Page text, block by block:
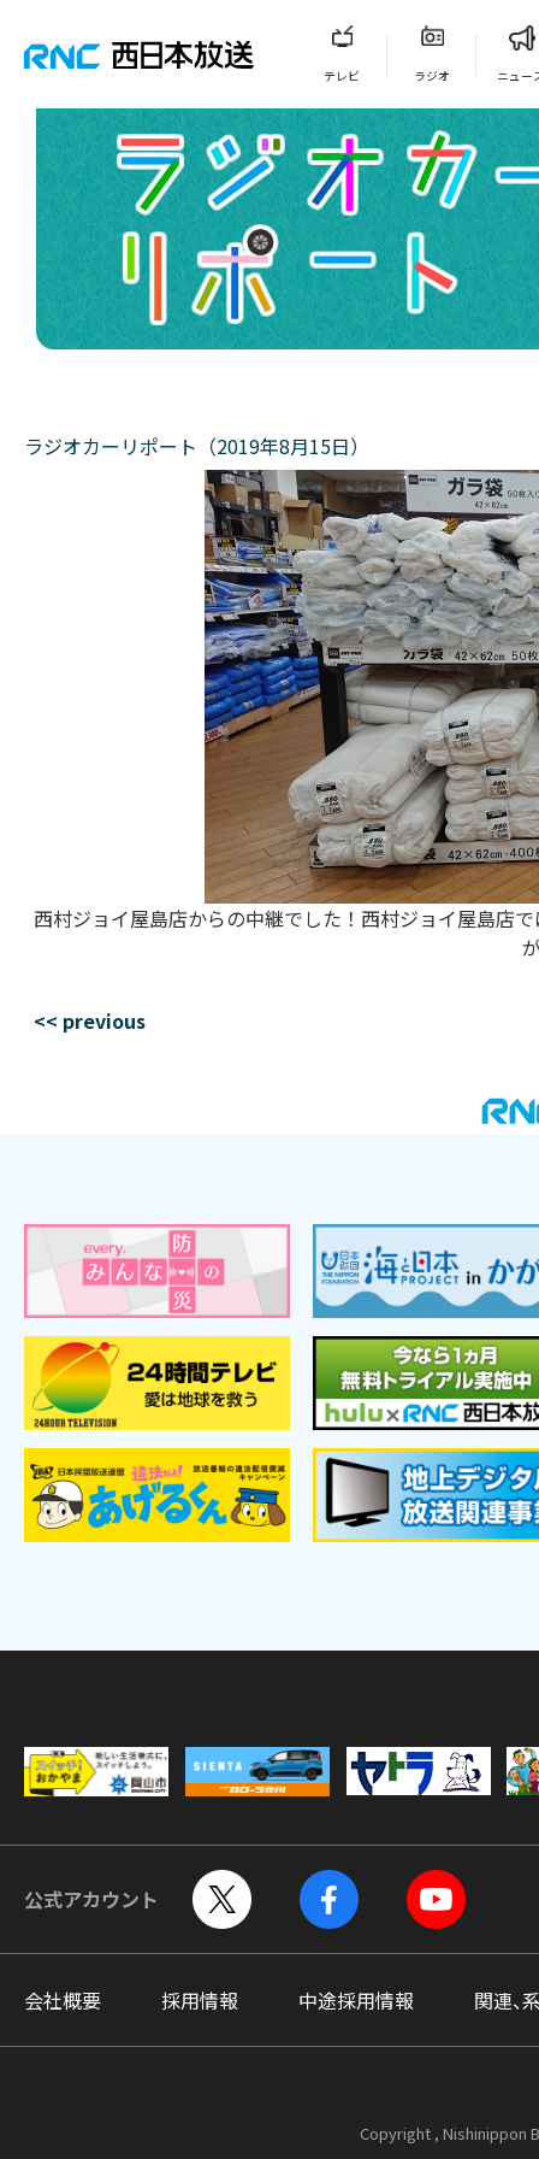
テレビ ラジオ ニュー
ラジオカーリポート（2019年8月15日）
西村ジョイ屋島店からの中継でした！西村ジョイ屋島店
<< previous
公式アカウント
会社概要 採用情報 中途採用情報 関連、
Copyright , Nishinippon